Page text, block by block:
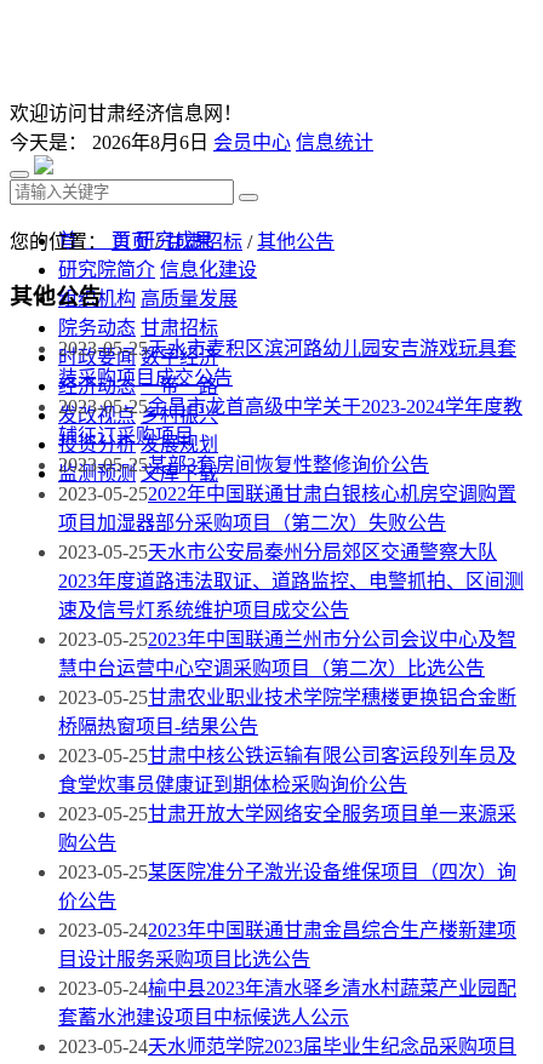
欢迎访问甘肃经济信息网！
今天是： 2026年8月6日 会员中心 信息统计
首 页 研究成果
研究院简介 信息化建设
组织机构 高质量发展
院务动态 甘肃招标
时政要闻 数字经济
经济动态 一带一路
发改视点 乡村振兴
投资分析 发展规划
监测预测 文库下载
您的位置： 首页/甘肃招标 /其他公告
其他公告
2023-05-25天水市麦积区滨河路幼儿园安吉游戏玩具套
装采购项目成交公告
2023-05-25金昌市龙首高级中学关于2023-2024学年度教
辅征订采购项目
2023-05-25某部3套房间恢复性整修询价公告
2023-05-252022年中国联通甘肃白银核心机房空调购置
项目加湿器部分采购项目（第二次）失败公告
2023-05-25天水市公安局秦州分局郊区交通警察大队
2023年度道路违法取证、道路监控、电警抓拍、区间测
速及信号灯系统维护项目成交公告
2023-05-252023年中国联通兰州市分公司会议中心及智
慧中台运营中心空调采购项目（第二次）比选公告
2023-05-25甘肃农业职业技术学院学穗楼更换铝合金断
桥隔热窗项目-结果公告
2023-05-25甘肃中核公铁运输有限公司客运段列车员及
食堂炊事员健康证到期体检采购询价公告
2023-05-25甘肃开放大学网络安全服务项目单一来源采
购公告
2023-05-25某医院准分子激光设备维保项目（四次）询
价公告
2023-05-242023年中国联通甘肃金昌综合生产楼新建项
目设计服务采购项目比选公告
2023-05-24榆中县2023年清水驿乡清水村蔬菜产业园配
套蓄水池建设项目中标候选人公示
2023-05-24天水师范学院2023届毕业生纪念品采购项目